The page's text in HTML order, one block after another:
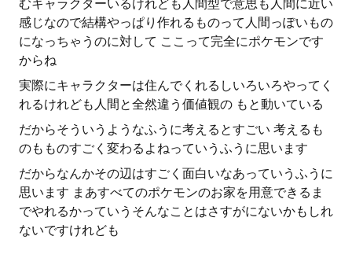
むキャラクターいるけれども人間型で意思も人間に近い
感じなので結構やっぱり作れるものって人間っぽいもの
になっちゃうのに対して ここって完全にポケモンです
からね
実際にキャラクターは住んでくれるしいろいろやってく
れるけれども人間と全然違う価値観の もと動いている
だからそういうようなふうに考えるとすごい 考えるも
のもものすごく変わるよねっていうふうに思います
だからなんかその辺はすごく面白いなあっていうふうに
思います まあすべてのポケモンのお家を用意できるま
でやれるかっていうそんなことはさすがにないかもしれ
ないですけれども